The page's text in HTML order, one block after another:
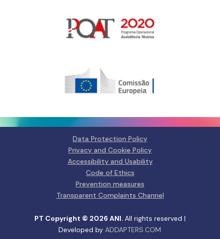
Cookies
Para fornecer as melhores experiências, usamos tecnologias como
comportamento de navegação ou IDs exclusivos neste site. Não consentir
ou retirar o consentimento pode afetar negativamante certos recursos e
Aceitar
Data Protection Policy
Privacy and Cookie Policy
Accessibility and Usability
Code of Ethics
Prevention measures
Transparent Complaints Channel
PT Copyright © 2026 ANI. All rights reserved |
Developed byADDAPTERS.COM